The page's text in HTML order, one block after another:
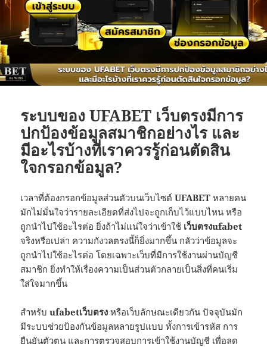
ระบบของ UFABET เว็บตรงมีการ
ปกป้องข้อมูลสมาชิกอย่างไร และ
มีอะไรบ้างที่เราควรรู้ก่อนตัดสิน
ใจกรอกข้อมูล?
เวลาที่ต้องกรอกข้อมูลส่วนตัวบนเว็บไซต์UFABET หลายคน
มักไม่มั่นใจว่ารายละเอียดที่ส่งไปจะถูกเก็บไว้แบบไหน หรือ
ถูกนำไปใช้อะไรต่อ ยิ่งถ้าไม่แน่ใจว่าเข้าใช้ เว็บตรงufabet
จริงหรือเปล่า ความกังวลตรงนี้ก็ยิ่งมากขึ้น กลัวว่าข้อมูลจะ
ถูกนำไปใช้อะไรต่อ โดยเฉพาะเว็บที่มีการใช้งานผ่านบัญชี
สมาชิก ยิ่งทำให้เรื่องความเป็นส่วนตัวกลายเป็นสิ่งที่คนเริ่ม
ใส่ใจมากขึ้น
สำหรับufabetเว็บตรง หรือเว็บลักษณะเดียวกัน ปัจจุบันมัก
มีระบบช่วยป้องกันข้อมูลหลายรูปแบบ ทั้งการเข้ารหัส การ
ยืนยันตัวตน และการตรวจสอบการเข้าใช้งานบัญชี เพื่อลด